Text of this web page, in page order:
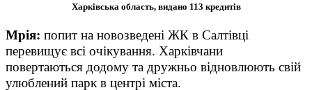
Харківська область, видано 113 кредитів
Мрія: попит на новозведені ЖК в Салтівці
перевищує всі очікування. Харківчани
повертаються додому та дружньо відновлюють свій
улюблений парк в центрі міста.